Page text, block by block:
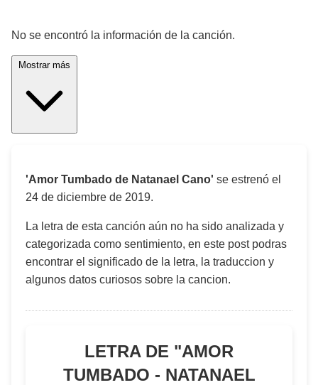
No se encontró la información de la canción.
'Amor Tumbado de Natanael Cano' se estrenó el
24 de diciembre de 2019.
La letra de esta canción aún no ha sido analizada y
categorizada como sentimiento, en este post podras
encontrar el significado de la letra, la traduccion y
algunos datos curiosos sobre la cancion.
LETRA DE "AMOR
TUMBADO - NATANAEL